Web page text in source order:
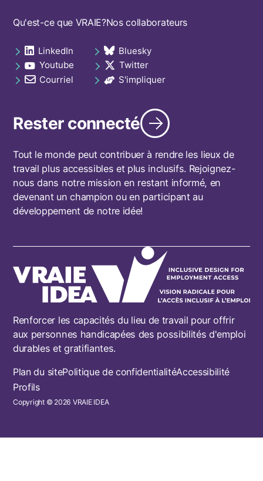
Renforcer les capacités du lieu de travail pour offrir
aux personnes handicapées des possibilités d'emploi
durables et gratifiantes.
Footer
Plan du sitePolitique de confidentialitéAccessibilité
Profils
Copyright © 2026 VRAIE IDEA
Footer
Qu'est-ce que VRAIE?Nos collaborateurs
Social
links
footer
LinkedIn
opens in a new tab Bluesky
opens in a new tab
Youtube
opens in a new tab Twitter
opens in a new tab
Courriel
opens in a new tab S'impliquer
opens in a new tab
Rester connecté
Tout le monde peut contribuer à rendre les lieux de
travail plus accessibles et plus inclusifs. Rejoignez-
nous dans notre mission en restant informé, en
devenant un champion ou en participant au
développement de notre idée!